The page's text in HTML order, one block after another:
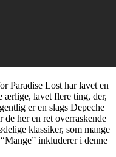
Paradise Lost har lavet en
ærlige, lavet flere ting, der,
er en slags Depeche
her en ret overraskende
klassiker, som mange
inkluderer i denne